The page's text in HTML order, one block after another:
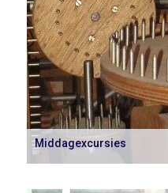
Middagexcursies